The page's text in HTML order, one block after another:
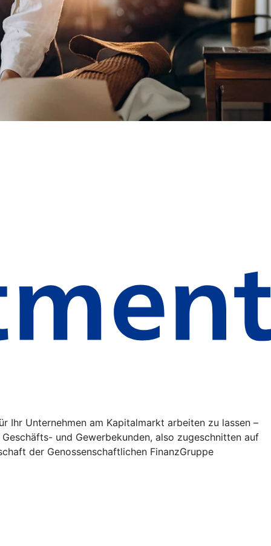
Ihr Unternehmen am Kapitalmarkt arbeiten zu lassen –
und Gewerbekunden, also zugeschnitten auf
der Genossenschaftlichen FinanzGruppe